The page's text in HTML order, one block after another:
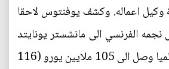
اعماله. وكشف يوفنتوس لاحقا
نجمه الفرنسي الى مانشستر يونايتد
بلغت رقما قياسيا عالميا وصل الى 105 ملايين يورو (116